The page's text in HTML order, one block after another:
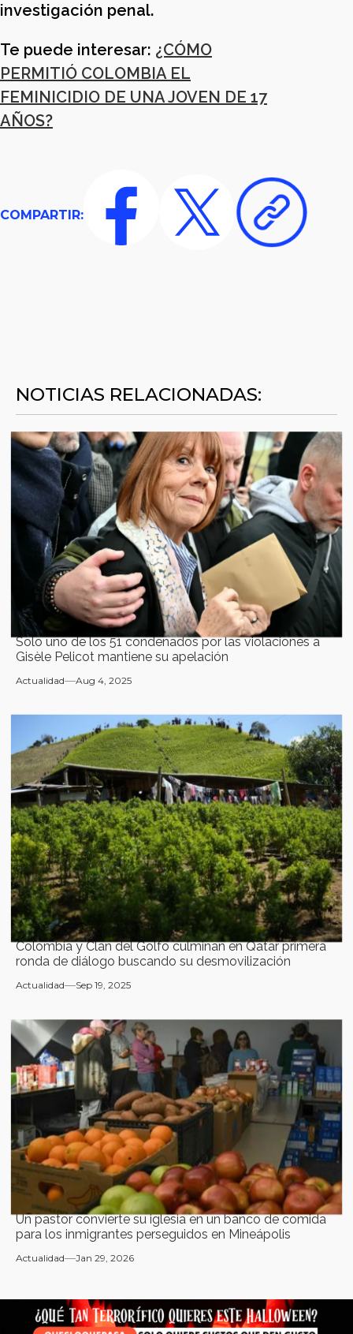
investigación penal.
Te puede interesar: ¿CÓMO
PERMITIÓ COLOMBIA EL
FEMINICIDIO DE UNA JOVEN DE 17
AÑOS?
COMPARTIR:
NOTICIAS RELACIONADAS:
Solo uno de los 51 condenados por las violaciones a
Gisèle Pelicot mantiene su apelación
Actualidad Aug 4, 2025
Colombia y Clan del Golfo culminan en Qatar primera
ronda de diálogo buscando su desmovilización
Actualidad Sep 19, 2025
Un pastor convierte su iglesia en un banco de comida
para los inmigrantes perseguidos en Mineápolis
Actualidad Jan 29, 2026